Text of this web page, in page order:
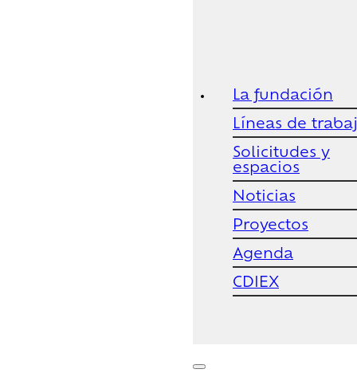
La fundación
Líneas de
Solicitudes y
espacios
Noticias
Proyectos
Agenda
CDIEX